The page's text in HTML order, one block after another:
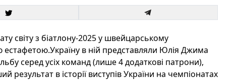
світу з біатлону-2025 у швейцарському
в ній представляли Юлія Джима
серед усіх команд (лише 4 додаткові патрони),
результат в історії виступів України на чемпіонатах